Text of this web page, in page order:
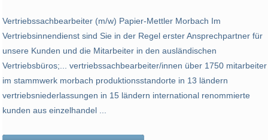
Vertriebssachbearbeiter (m/w) Papier-Mettler Morbach Im
Vertriebsinnendienst sind Sie in der Regel erster Ansprechpartner für
unsere Kunden und die Mitarbeiter in den ausländischen
Vertriebsbüros;... vertriebssachbear­beiter/innen über 1750 mitarbeiter
im stammwerk morbach produktionsstandorte in 13 ländern
vertriebsniederlassungen in 15 ländern international renommierte
kunden aus einzelhandel ...